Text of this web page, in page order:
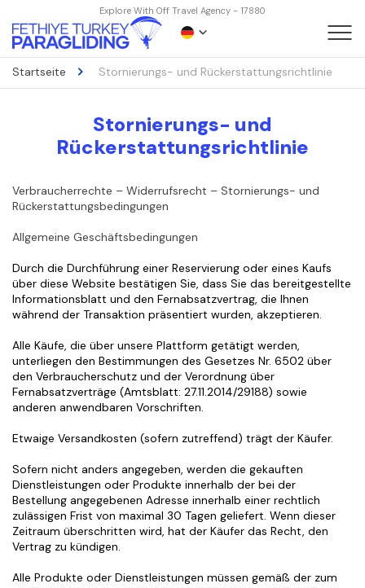
Explore With Off Travel Agency - 17880
Startseite Stornierungs- und Rückerstattungsrichtlinie
Stornierungs- und
Rückerstattungsrichtlinie
Verbraucherrechte – Widerrufsrecht – Stornierungs- und
Rückerstattungsbedingungen
Allgemeine Geschäftsbedingungen
Durch die Durchführung einer Reservierung oder eines Kaufs
über diese Website bestätigen Sie, dass Sie das bereitgestellte
Informationsblatt und den Fernabsatzvertrag, die Ihnen
während der Transaktion präsentiert wurden, akzeptieren.
Alle Käufe, die über unsere Plattform getätigt werden,
unterliegen den Bestimmungen des Gesetzes Nr. 6502 über
den Verbraucherschutz und der Verordnung über
Fernabsatzverträge (Amtsblatt: 27.11.2014/29188) sowie
anderen anwendbaren Vorschriften.
Etwaige Versandkosten (sofern zutreffend) trägt der Käufer.
Sofern nicht anders angegeben, werden die gekauften
Dienstleistungen oder Produkte innerhalb der bei der
Bestellung angegebenen Adresse innerhalb einer rechtlich
zulässigen Frist von maximal 30 Tagen geliefert. Wenn dieser
Zeitraum überschritten wird, hat der Käufer das Recht, den
Vertrag zu kündigen.
Alle Produkte oder Dienstleistungen müssen gemäß der zum